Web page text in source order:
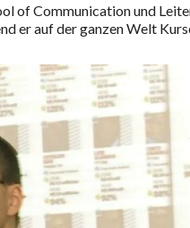
of Communication und
er auf der ganzen Welt